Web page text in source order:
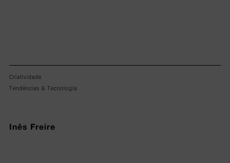
Criatividade
Tendências & Tecnologia
Inês Freire